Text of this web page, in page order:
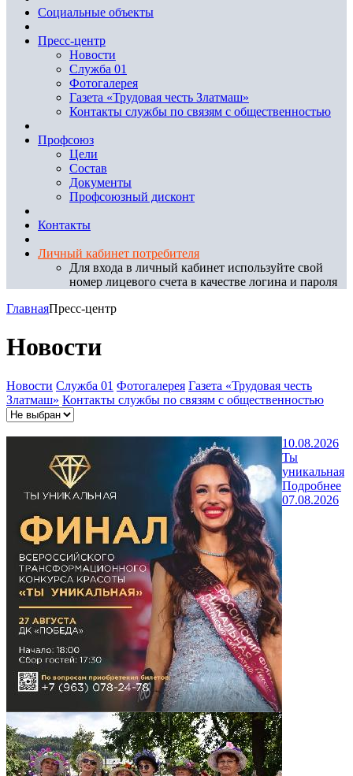
Социальные объекты
Пресс-центр
Новости
Служба 01
Фотогалерея
Газета «Трудовая честь Златмаш»
Контакты службы по связям с общественностью
Профсоюз
Цели
Состав
Документы
Профсоюзный дисконт
Контакты
Личный кабинет потребителя
Для входа в личный кабинет используйте свой
номер лицевого счета в качестве логина и пароля
ГлавнаяПресс-центр
Новости
Новости Служба 01 Фотогалерея Газета «Трудовая честь
Златмаш» Контакты службы по связям с общественностью
10.08.2026
Ты
уникальная
Подробнее
07.08.2026